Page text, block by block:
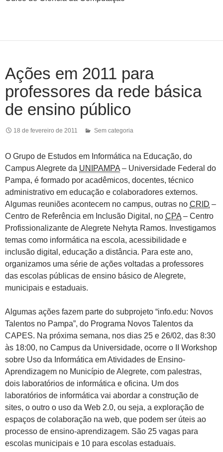
Ações em 2011 para
professores da rede básica
de ensino público
18 de fevereiro de 2011 Sem categoria
O Grupo de Estudos em Informática na Educação, do
Campus Alegrete da UNIPAMPA – Universidade Federal do
Pampa, é formado por acadêmicos, docentes, técnico
administrativo em educação e colaboradores externos.
Algumas reuniões acontecem no campus, outras no CRID –
Centro de Referência em Inclusão Digital, no CPA – Centro
Profissionalizante de Alegrete Nehyta Ramos. Investigamos
temas como informática na escola, acessibilidade e
inclusão digital, educação a distância. Para este ano,
organizamos uma série de ações voltadas a professores
das escolas públicas de ensino básico de Alegrete,
municipais e estaduais.
Algumas ações fazem parte do subprojeto “info.edu: Novos
Talentos no Pampa”, do Programa Novos Talentos da
CAPES. Na próxima semana, nos dias 25 e 26/02, das 8:30
às 18:00, no Campus da Universidade, ocorre o II Workshop
sobre Uso da Informática em Atividades de Ensino-
Aprendizagem no Município de Alegrete, com palestras,
dois laboratórios de informática e oficina. Um dos
laboratórios de informática vai abordar a construção de
sites, o outro o uso da Web 2.0, ou seja, a exploração de
espaços de colaboração na web, que podem ser úteis ao
processo de ensino-aprendizagem. São 25 vagas para
escolas municipais e 10 para escolas estaduais.